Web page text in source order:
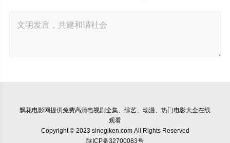
飘花电影网提供免费高清电视剧全集、综艺、动漫、热门电影大全在线
观看
Copyright © 2023 sinogiken.com All Rights Reserved
陕ICP备32700083号